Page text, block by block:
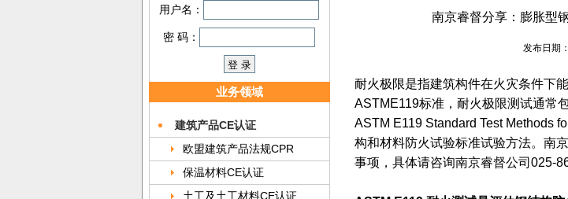
用户名：
密 码：
业务领域
建筑产品CE认证
欧盟建筑产品法规CPR
保温材料CE认证
土工及土工材料CE认证
南京睿督分享：膨胀型
发布日期
耐火极限是指建筑构件在火灾条件下
ASTME119标准，耐火极限测试通常
ASTM E119 Standard Test Methods
构和材料防火试验标准试验方法。南
事项，具体请咨询南京睿督公司025-